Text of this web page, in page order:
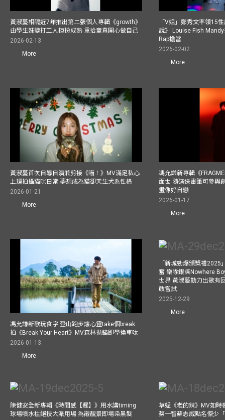
黃淑蔓相隔近7年推出第二張個人專輯《growth》
由學生妹變打工人拒扮成熟 重拾童真開心做自己
2026-02-13
More
「V姐」鄭秀文率領15
說》 Louise Fish
Rap擔當
2026-02-02
More
黃淑蔓首次自導自演兼剪接《喵！》MV滿足私心
上環拍攝貓咪日常 夢想成為貓卻天生犬系性格
2026-01-21
More
馮允謙新專輯《
面世 隨碟送畫筆可參與
畫像好自戀
2026-01-17
More
馮允謙新歌玩食字 登山跑步讓心靈take個break
拍《Break Your Heart》MV森林拋錨即學換車呔
2026-01-13
More
「新城勁爆頒獎禮2025
奮 樂隊銀獎Nowhere
世界 黃淑蔓勤力出歌有
敢嘗試
2025-12-29
More
陳健安全新專輯《時間感【遲】》用水講timing
球場噴水柱絕技大派用場 為襯靚景即場染黑髮
草蜢《老的辣》MV如時
蔡一智蘇志威點名傑少